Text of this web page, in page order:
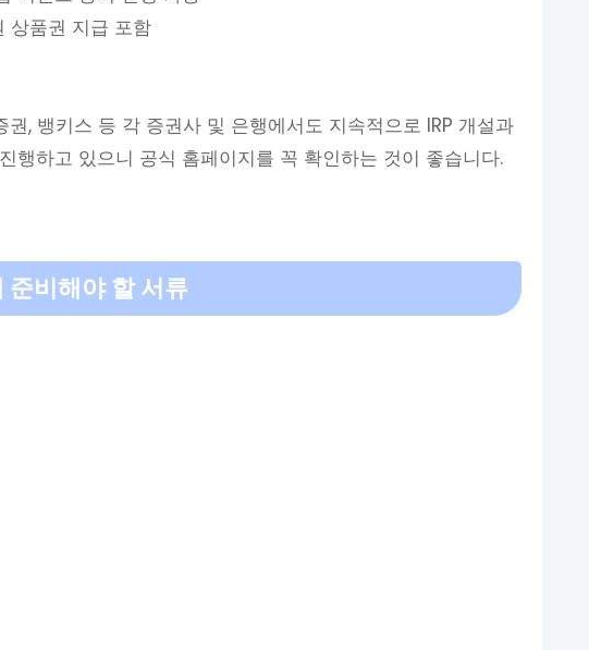
상품권 지급 포함​
권, 뱅키스 등 각 증권사 및 은행에서도 지속적으로 IRP 개설과
행하고 있으니 공식 홈페이지를 꼭 확인하는 것이 좋습니다.​
준비해야 할 서류